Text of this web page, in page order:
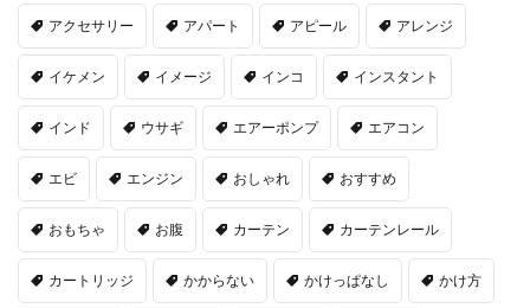
アクセサリー アパート アピール アレンジ
イケメン イメージ インコ インスタント
インド ウサギ エアーポンプ エアコン
エビ エンジン おしゃれ おすすめ
おもちゃ お腹 カーテン カーテンレール
カートリッジ かからない かけっぱなし かけ方